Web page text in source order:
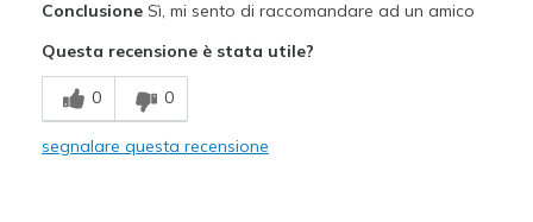
Breathe Well
Stylish
ConclusioneSì, mi sento di raccomandare ad un amico
Questa recensione è stata utile?
0 0
segnalare questa recensione